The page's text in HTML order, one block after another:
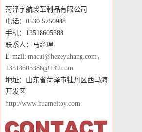
菏泽宇航裘革制品有限公司
电话：0530-5750988
手机：13518605388
联系人：马经理
E-mail: macui@hezeyuhang.com，
13518605388@139.com
地址：山东省菏泽市牡丹区西马海
开发区
http://www.huameitoy.com